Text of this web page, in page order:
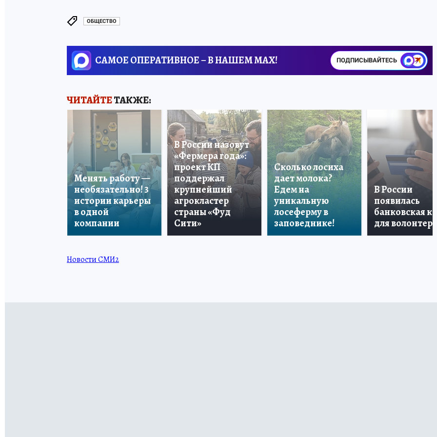
ОБЩЕСТВО
САМОЕ ОПЕРАТИВНОЕ – В НАШЕМ MAX! ПОДПИСЫВАЙТЕСЬ
ЧИТАЙТЕТАКЖЕ:
Менять работу —
необязательно! 3
истории карьеры
в одной
компании
В России назовут
«Фермера года»:
проект КП
поддержал
крупнейший
агрокластер
страны «Фуд
Сити»
Сколько лосиха
дает молока?
Едем на
уникальную
лосеферму в
заповеднике!
В России
появилась
банковская
для волонтеров
Новости СМИ2